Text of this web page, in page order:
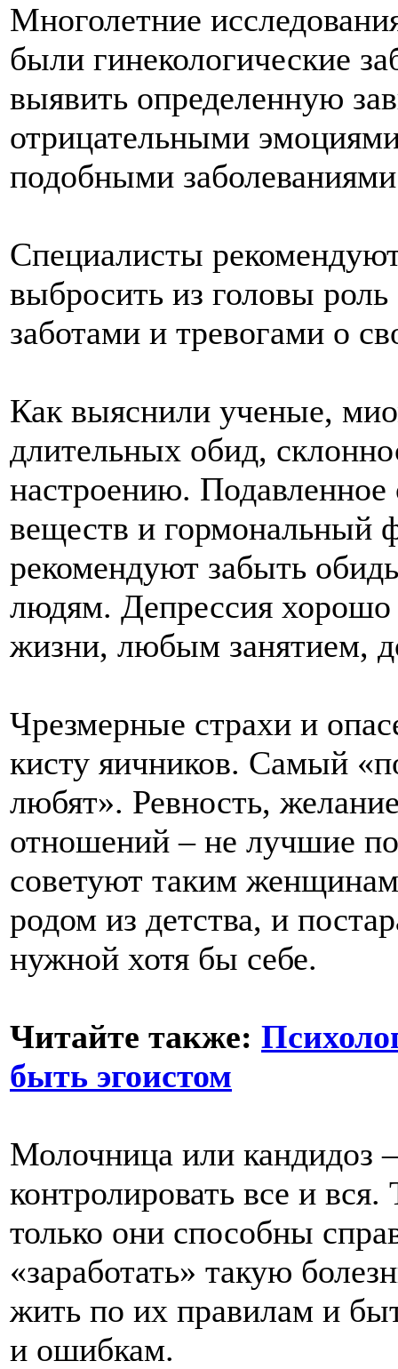
Многолетние
были гинекологические
выявить определенную
отрицательными
подобными
Специалисты
выбросить из головы
заботами и тревогами о
Как выяснили ученые,
длительных обид,
настроению.
веществ и гормональный
рекомендуют забыть
людям. Депрессия хорошо
жизни, любым занятием,
Чрезмерные страхи и
кисту яичников. Самый
любят». Ревность,
отношений – не лучшие
советуют таким
родом из детства, и
нужной хотя бы себе.
Читайте также:
быть эгоистом
Молочница или
контролировать все и
только они способны
«заработать» такую
жить по их правилам и
и ошибкам.